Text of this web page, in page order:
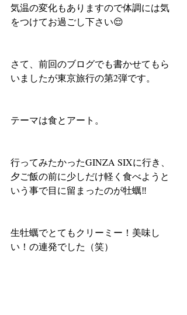
気温の変化もありますので体調には気
をつけてお過ごし下さい😌
さて、前回のブログでも書かせてもら
いましたが東京旅行の第2弾です。
テーマは食とアート。
行ってみたかったGINZA SIXに行き、
夕ご飯の前に少しだけ軽く食べようと
いう事で目に留まったのが牡蠣‼️
生牡蠣でとてもクリーミー！美味し
い！の連発でした（笑）